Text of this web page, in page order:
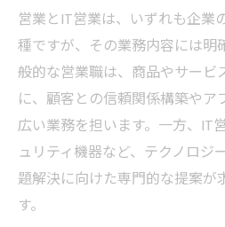
営業とIT営業は、いずれも企業
種ですが、その業務内容には明
般的な営業職は、商品やサービ
に、顧客との信頼関係構築やア
広い業務を担います。一方、IT
ュリティ機器など、テクノロジ
題解決に向けた専門的な提案が
す。